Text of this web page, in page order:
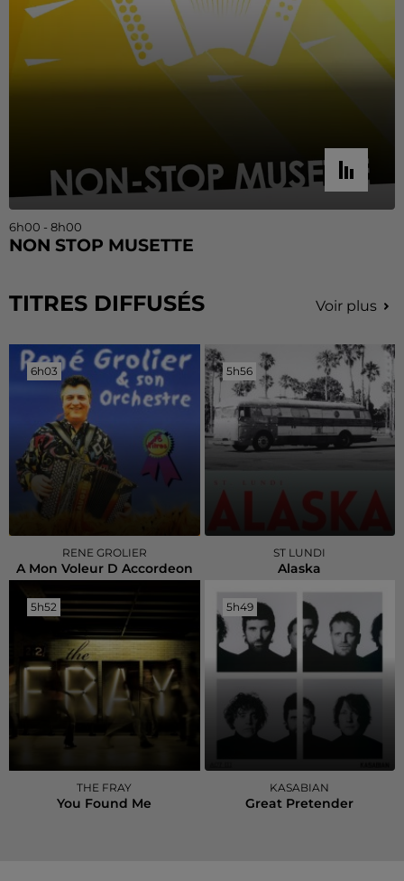
6h00 - 8h00
NON STOP MUSETTE
TITRES DIFFUSÉS Voir plus
6h03
6h03
RENE GROLIER
A Mon Voleur D Accordeon
5h56
5h56
ST LUNDI
Alaska
5h52
5h52
THE FRAY
You Found Me
5h49
5h49
KASABIAN
Great Pretender